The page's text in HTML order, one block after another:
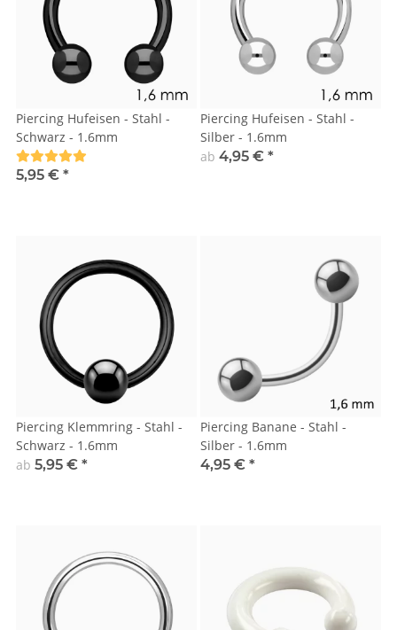
Piercing Hufeisen - Stahl -
Schwarz - 1.6mm
5,95 € *
Piercing Hufeisen - Stahl -
Silber - 1.6mm
ab 4,95 € *
Piercing Klemmring - Stahl -
Schwarz - 1.6mm
ab 5,95 € *
Piercing Banane - Stahl -
Silber - 1.6mm
4,95 € *